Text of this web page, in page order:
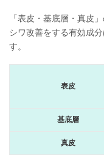
「表皮・基底層・真皮
シワ改善をする有効成
す。
表皮
基底層
真皮